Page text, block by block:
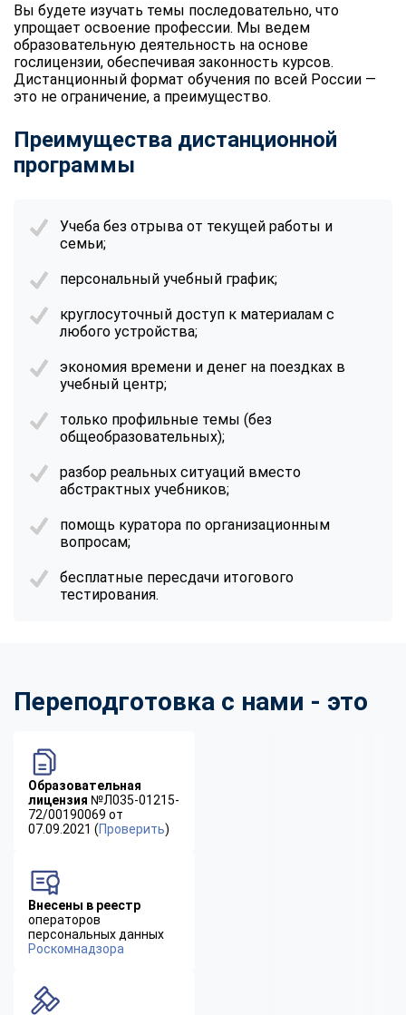
Вы будете изучать темы последовательно, что
упрощает освоение профессии. Мы ведем
образовательную деятельность на основе
гослицензии, обеспечивая законность курсов.
Дистанционный формат обучения по всей России —
это не ограничение, а преимущество.
Преимущества дистанционной
программы
Учеба без отрыва от текущей работы и
семьи;
персональный учебный график;
круглосуточный доступ к материалам с
любого устройства;
экономия времени и денег на поездках в
учебный центр;
только профильные темы (без
общеобразовательных);
разбор реальных ситуаций вместо
абстрактных учебников;
помощь куратора по организационным
вопросам;
бесплатные пересдачи итогового
тестирования.
Переподготовка с нами - это
Образовательная
лицензия №Л035-01215-
72/00190069 от
07.09.2021 (Проверить)
Внесены в реестр
операторов
персональных данных
Роскомнадзора